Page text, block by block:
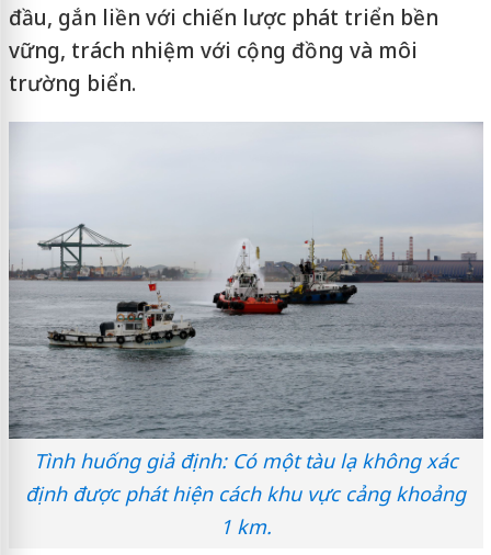
đầu, gắn liền với chiến lược phát triển bền
vững, trách nhiệm với cộng đồng và môi
trường biển.
Tình huống giả định: Có một tàu lạ không xác
định được phát hiện cách khu vực cảng khoảng
1 km.